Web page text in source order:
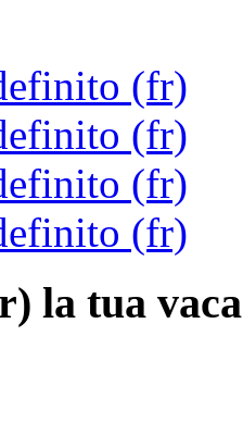
(fr)
(fr)
(fr)
(fr)
la tua